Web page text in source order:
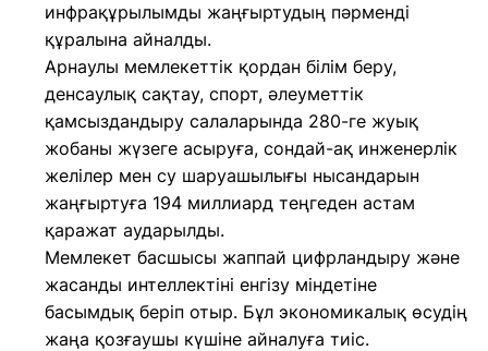
инфрақұрылымды жаңғыртудың пәрменді
құралына айналды.
Арнаулы мемлекеттік қордан білім беру,
денсаулық сақтау, спорт, әлеуметтік
қамсыздандыру салаларында 280-ге жуық
жобаны жүзеге асыруға, сондай-ақ инженерлік
желілер мен су шаруашылығы нысандарын
жаңғыртуға 194 миллиард теңгеден астам
қаражат аударылды.
Мемлекет басшысы жаппай цифрландыру және
жасанды интеллектіні енгізу міндетіне
басымдық беріп отыр. Бұл экономикалық өсудің
жаңа қозғаушы күшіне айналуға тиіс.